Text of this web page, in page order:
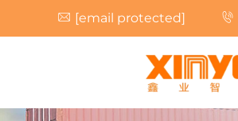
[email protected]